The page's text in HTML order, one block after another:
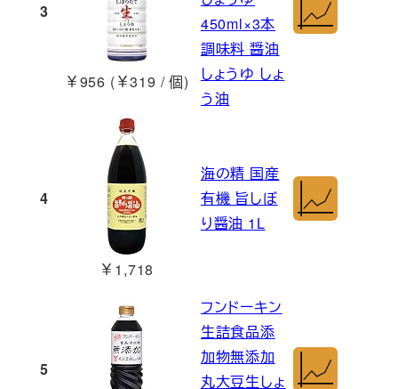
3
￥956 (￥319 / 個)
450ml×3本
調味料 醤油
しょうゆ しょ
う油
4
￥1,718
海の精 国産
有機 旨しぼ
り醤油 1L
5
フンドーキン
生詰食品添
加物無添加
丸大豆生しょ